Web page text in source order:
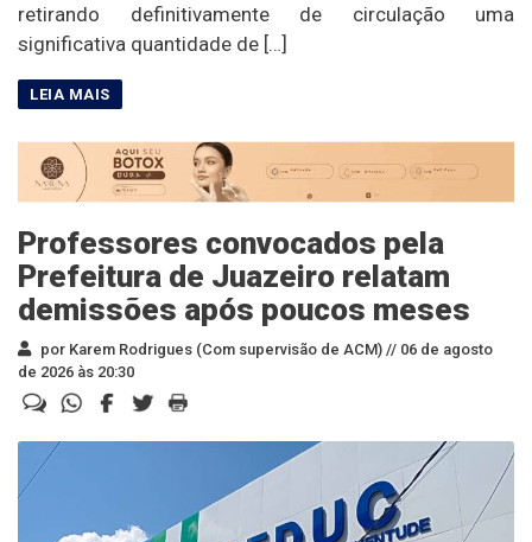
retirando definitivamente de circulação uma
significativa quantidade de […]
Professores convocados pela
Prefeitura de Juazeiro relatam
demissões após poucos meses
por Karem Rodrigues (Com supervisão de ACM) // 06 de agosto
de 2026 às 20:30